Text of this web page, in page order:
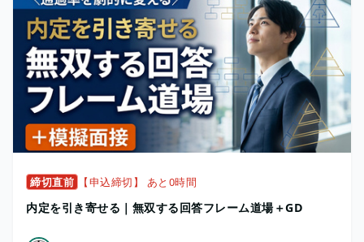
締切直前 【申込締切】 あと0時間
内定を引き寄せる｜無双する回答フレーム道場＋GD